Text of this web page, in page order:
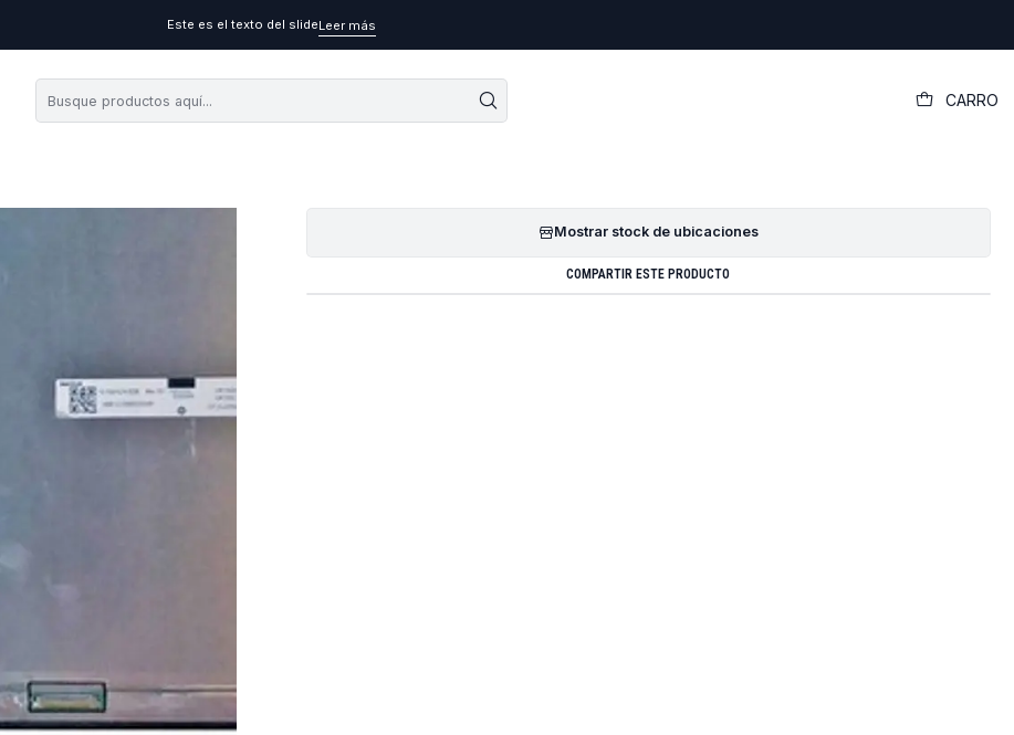
CARRO
Este es el texto del slideLeer más
Pantalla Para Dell Latitude 5500 15.6 30 Pines Full Hd
Mostrar stock de ubicaciones
COMPARTIR ESTE PRODUCTO